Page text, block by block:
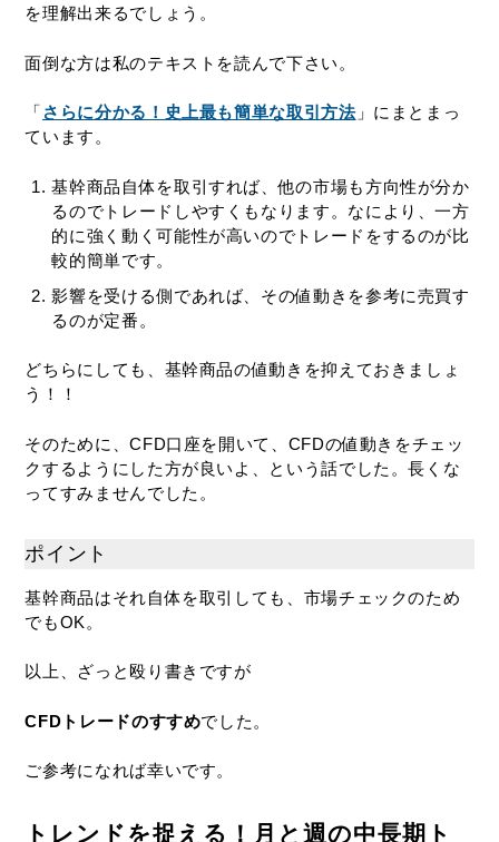
を理解出来るでしょう。
面倒な方は私のテキストを読んで下さい。
「 さらに分かる！史上最も簡単な取引方法」にまとまっ
ています。
基幹商品自体を取引すれば、他の市場も方向性が分か
るのでトレードしやすくもなります。なにより、一方
的に強く動く可能性が高いのでトレードをするのが比
較的簡単です。
影響を受ける側であれば、その値動きを参考に売買す
るのが定番。
どちらにしても、基幹商品の値動きを抑えておきましょ
う！！
そのために、CFD口座を開いて、CFDの値動きをチェッ
クするようにした方が良いよ、という話でした。長くな
ってすみませんでした。
ポイント
基幹商品はそれ自体を取引しても、市場チェックのため
でもOK。
以上、ざっと殴り書きですが
CFDトレードのすすめでした。
ご参考になれば幸いです。
トレンドを捉える！月と週の中長期ト